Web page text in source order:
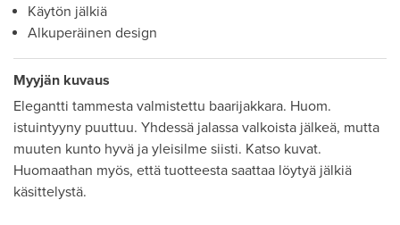
Käytön jälkiä
Alkuperäinen design
Myyjän kuvaus
Elegantti tammesta valmistettu baarijakkara. Huom.
istuintyyny puuttuu. Yhdessä jalassa valkoista jälkeä, mutta
muuten kunto hyvä ja yleisilme siisti. Katso kuvat.
Huomaathan myös, että tuotteesta saattaa löytyä jälkiä
käsittelystä.